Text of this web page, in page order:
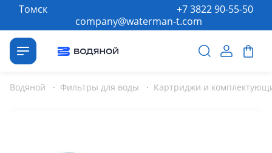
Томск
company@waterman-t.com
+7 3822 90-55-50
Водяной · Фильтры для воды · Картриджи и